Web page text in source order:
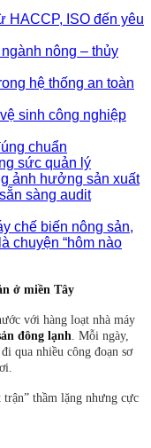
HACCP, ISO đến yêu
nông – thủy
hệ thống an toàn
sinh công nghiệp
chuẩn
sức quản lý
ảnh hưởng sản xuất
sàng audit
chế biến nông sản,
chuyện “hôm nào
ở miền Tây
với hàng loạt nhà máy
đông lạnh. Mỗi ngày,
qua nhiều công đoạn sơ
trận” thầm lặng nhưng cực